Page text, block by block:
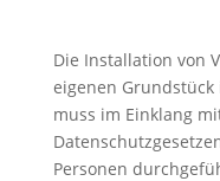
Die Installation von
eigenen
muss im Einklang
Personen